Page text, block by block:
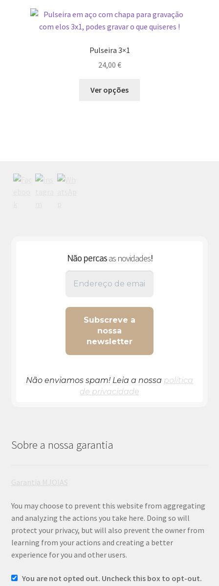
Pulseira 3×1
24,00 €
Ver opções
Não percasas novidades!
Não enviamos spam! Leia a nossa política
de privacidade
Sobre a nossa garantia
Garantia MJOIAS
You may choose to prevent this website from aggregating
and analyzing the actions you take here. Doing so will
protect your privacy, but will also prevent the owner from
learning from your actions and creating a better
experience for you and other users.
You are not opted out. Uncheck this box to opt-out.